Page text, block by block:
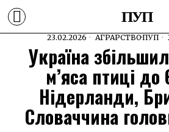
ПУП
23.02.2026 АГРАРСТВО·ПУП
Україна
м’яса птиці
Нідерланди,
Словаччина